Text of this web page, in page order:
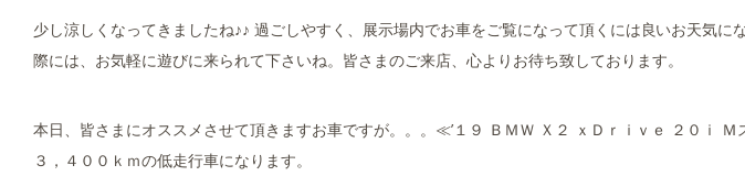
少し涼しくなってきましたね♪♪ 過ごしやすく、展示場内でお車をご覧になって頂くには良いお天気
際には、お気軽に遊びに来られて下さいね。皆さまのご来店、心よりお待ち致しております。
本日、皆さまにオススメさせて頂きますお車ですが。。。≪’１９ ＢＭＷ Ｘ２ ｘＤｒｉｖｅ ２０ｉ
３，４００ｋｍの低走行車になります。